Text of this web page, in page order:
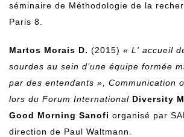
séminaire de Méthodologie de la
Paris 8.
Martos Morais D. (2015) « L' accueil
sourdes au sein d’une équipe formée
par des entendants », Communication
lors du Forum International Diversity
Good Morning Sanofi organisé par
direction de Paul Waltmann.